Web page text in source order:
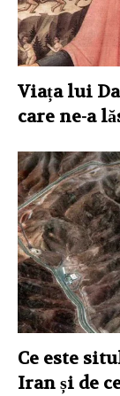
Viața lui
care ne-a
Ce este
Iran și de